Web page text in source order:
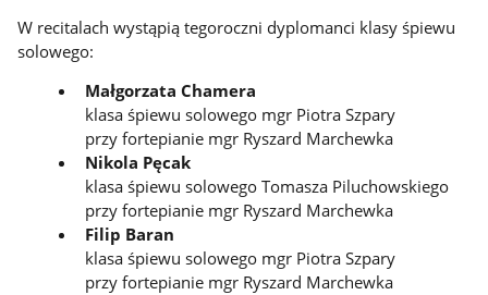
W recitalach wystąpią tegoroczni dyplomanci klasy śpiewu
solowego:
Małgorzata Chamera
klasa śpiewu solowego mgr Piotra Szpary
przy fortepianie mgr Ryszard Marchewka
Nikola Pęcak
klasa śpiewu solowego Tomasza Piluchowskiego
przy fortepianie mgr Ryszard Marchewka
Filip Baran
klasa śpiewu solowego mgr Piotra Szpary
przy fortepianie mgr Ryszard Marchewka